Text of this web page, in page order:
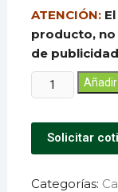
ATENCIÓN:El
producto, no
de
Solicitar
Categorías: